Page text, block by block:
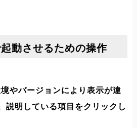
動させるための操作
やバージョンにより表示が違
説明している項目をクリックし